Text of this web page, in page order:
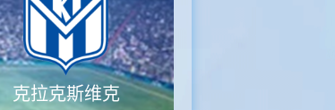
克拉克斯维克